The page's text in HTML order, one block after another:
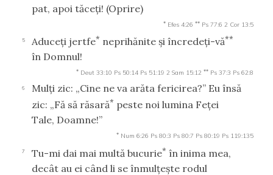
pat, apoi tăceţi! (Oprire)
* Efes 4:26 ** Ps 77:6 2 Cor 13:5
5 Aduceţi jertfe* neprihănite şi încredeţi-vă**
în Domnul!
* Deut 33:10 Ps 50:14 Ps 51:19 2 Sam 15:12 ** Ps 37:3 Ps 62:8
6
Mulţi zic: „Cine ne va arăta fericirea?” Eu însă
zic: „Fă să răsară* peste noi lumina Feţei
Tale, Doamne!”
* Num 6:26 Ps 80:3 Ps 80:7 Ps 80:19 Ps 119:135
7 Tu-mi dai mai multă bucurie* în inima mea,
decât au ei când li se înmulţeşte rodul